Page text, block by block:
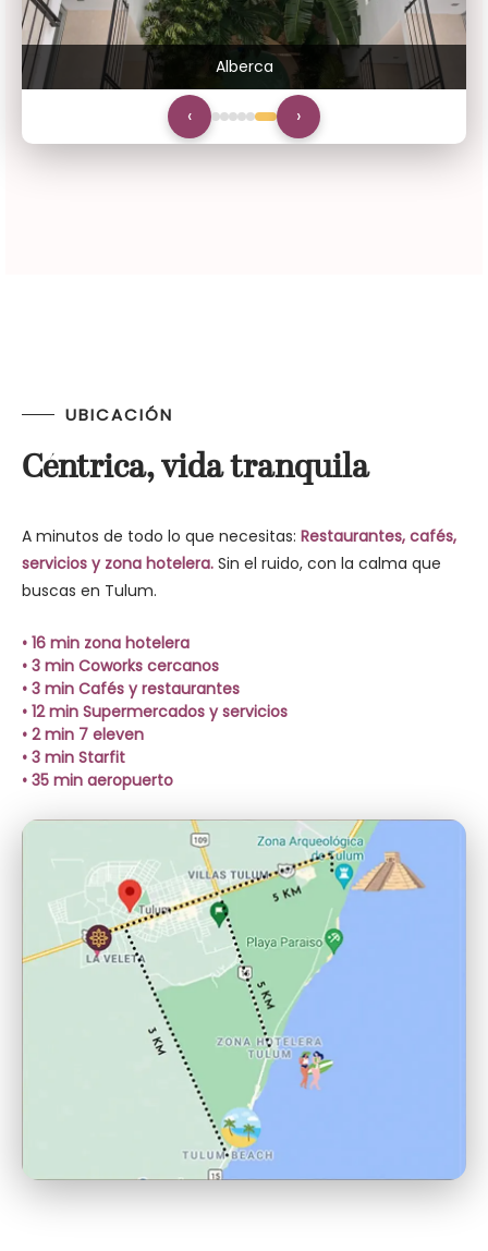
Alberca
‹ ›
UBICACIÓN
Céntrica, vida tranquila
A minutos de todo lo que necesitas: Restaurantes, cafés,
servicios y zona hotelera. Sin el ruido, con la calma que
buscas en Tulum.
• 16 min zona hotelera
• 3 min Coworks cercanos
• 3 min Cafés y restaurantes
• 12 min Supermercados y servicios
• 2 min 7 eleven
• 3 min Starfit
• 35 min aeropuerto